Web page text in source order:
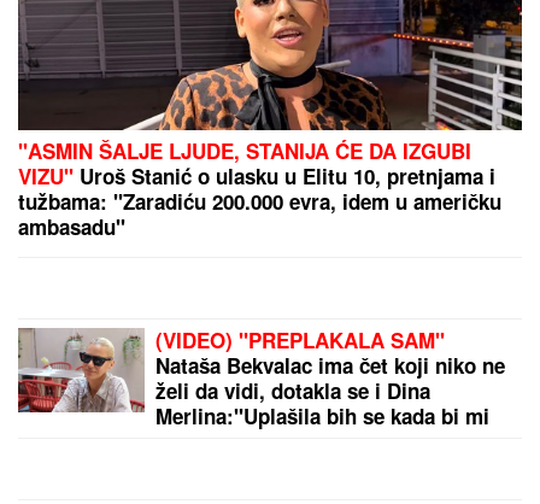
"ASMIN ŠALJE LJUDE, STANIJA ĆE DA IZGUBI
VIZU" Uroš Stanić o ulasku u Elitu 10, pretnjama i
tužbama: "Zaradiću 200.000 evra, idem u američku
ambasadu"
(VIDEO) "PREPLAKALA SAM"
Nataša Bekvalac ima čet koji niko ne
želi da vidi, dotakla se i Dina
Merlina:"Uplašila bih se kada bi mi